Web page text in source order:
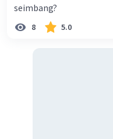
seimbang?
8 5.0